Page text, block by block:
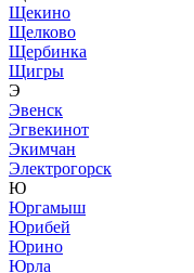
Щекино
Щелково
Щербинка
Щигры
Э
Эвенск
Эгвекинот
Экимчан
Электрогорск
Ю
Юргамыш
Юрибей
Юрино
Юрла